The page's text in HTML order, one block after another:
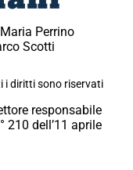
Perrino
Scotti
i diritti sono riservati
responsabile
210 dell’11 aprile